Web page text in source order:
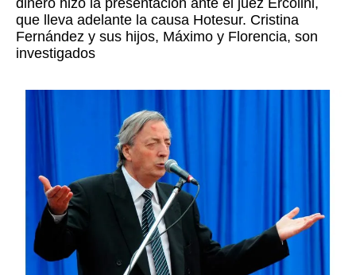
dinero hizo la presentación ante el juez Ercolini,
que lleva adelante la causa Hotesur. Cristina
Fernández y sus hijos, Máximo y Florencia, son
investigados